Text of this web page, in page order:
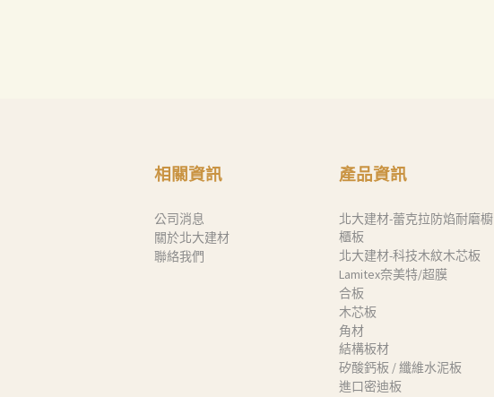
相關資訊
公司消息
關於北大建材
聯絡我們
產品資訊
北大建材-蕾克拉防焰耐磨櫥
櫃板
北大建材-科技木紋木芯板
Lamitex奈美特/超膜
合板
木芯板
角材
結構板材
矽酸鈣板 / 纖維水泥板
進口密迪板